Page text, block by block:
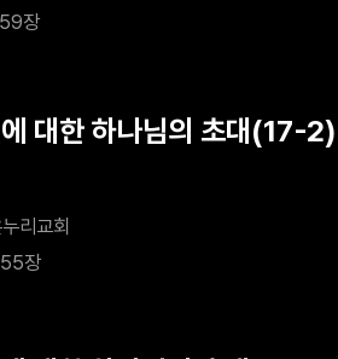
장
대한 하나님의 초대(17-2)
리교회
장